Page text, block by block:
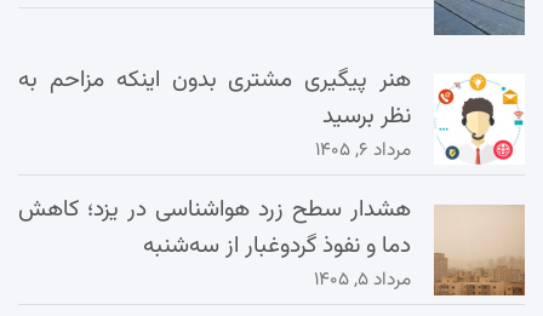
هنر پیگیری مشتری بدون اینکه مزاحم به
نظر برسید
مرداد ۶, ۱۴۰۵
هشدار سطح زرد هواشناسی در یزد؛ کاهش
دما و نفوذ گردوغبار از سه‌شنبه
مرداد ۵, ۱۴۰۵